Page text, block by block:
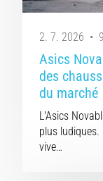
2. 7. 2026 •
Asics
des
du marché
L'Asics
plus
vive…